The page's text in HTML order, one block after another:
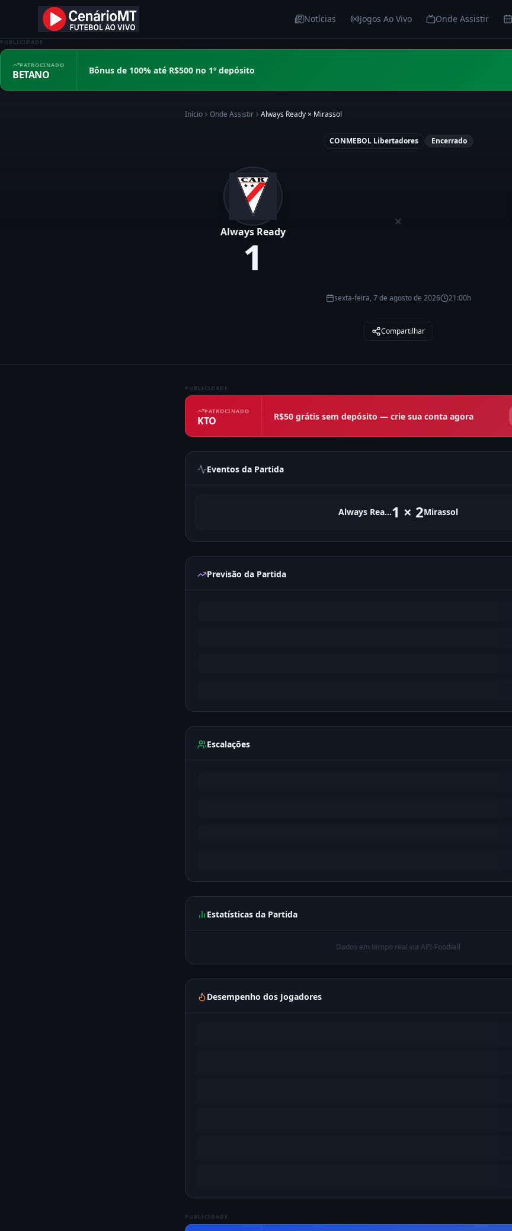
Notícias Jogos Ao Vivo Onde Assistir
PUBLICIDADE
PATROCINADO
BETANO Bônus de 100% até R$500 no 1º depósito
Início Onde Assistir Always Ready × Mirassol
CONMEBOL Libertadores Encerrado
Always Ready
1
×
sexta-feira, 7 de agosto de 2026 21:00h
Compartilhar
PUBLICIDADE
PATROCINADO
KTO R$50 grátis sem depósito — crie sua conta agora
Eventos da Partida
Always Ready1 × 2Mirassol
Previsão da Partida
Escalações
Estatísticas da Partida
Dados em tempo real via API-Football
Desempenho dos Jogadores
PUBLICIDADE